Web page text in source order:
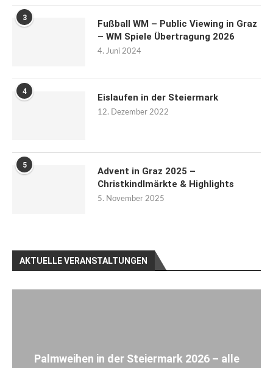
AKTUELLE VERANSTALTUNGEN
Palmweihen in der Steiermark 2026 – alle
3
Fußball WM – Public Viewing in Graz
– WM Spiele Übertragung 2026
4. Juni 2024
4
Eislaufen in der Steiermark
12. Dezember 2022
5
Advent in Graz 2025 –
Christkindlmärkte & Highlights
5. November 2025